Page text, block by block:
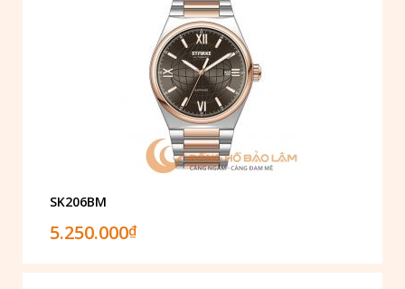
SK206BM
5.250.000₫